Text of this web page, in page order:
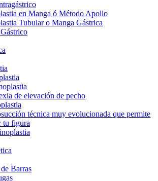
en Manga ó Método Apollo
Tubular o Manga Gástrica
de elevación de pecho
técnica muy evolucionada que permite
tu figura
Barras